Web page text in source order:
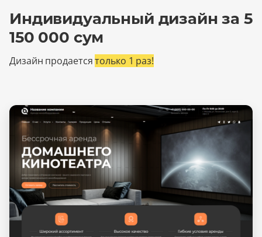
Индивидуальный дизайн за 5
150 000 сум
Дизайн продаетсятолько 1 раз!